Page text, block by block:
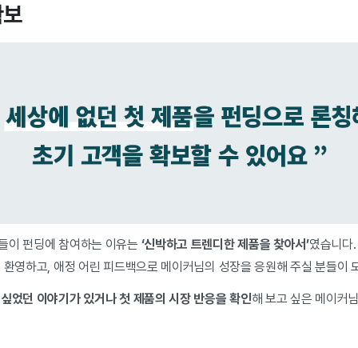
이 펀딩에 참여하는 이유는 ‘신박하고 트렌디한 제품을 찾아서’였습니다
영하고, 애정 어린 피드백으로 메이커님의 성장을 응원해 주실 분들이
었던 이야기가 있거나 첫 제품의 시장 반응을 확인해 보고 싶은 메이커